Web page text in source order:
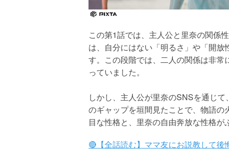
この第1話では、主人公と里奈の関係
は、自分にはない「明るさ」や「開
す。この段階では、二人の関係は非
っていました。
しかし、主人公が里奈のSNSを通じ
のギャップを垣間見たことで、物語
目な性格と、里奈の自由奔放な性格が
🔴【全話読む】ママ友にお説教して後